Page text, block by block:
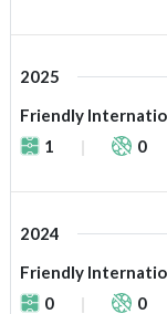
2025
Friendly
1
0
2024
Friendly
0
0